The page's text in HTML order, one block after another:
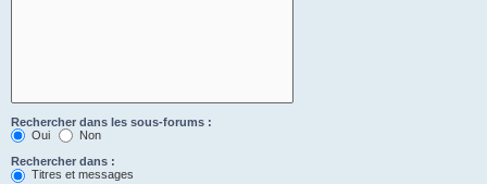
Rechercher dans les sous-forums :
Oui
Non
Rechercher dans :
Titres et messages